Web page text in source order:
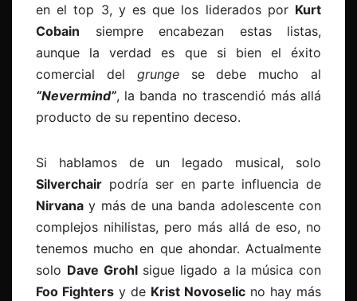
en el top 3, y es que los liderados por Kurt
Cobain siempre encabezan estas listas,
aunque la verdad es que si bien el éxito
comercial del grungese debe mucho al
“Nevermind”, la banda no trascendió más allá
producto de su repentino deceso.
Si hablamos de un legado musical, solo
Silverchair podría ser en parte influencia de
Nirvana y más de una banda adolescente con
complejos nihilistas, pero más allá de eso, no
tenemos mucho en que ahondar. Actualmente
solo Dave Grohlsigue ligado a la música con
Foo Fighters y de Krist Novoselic no hay más